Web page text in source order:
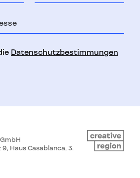
Datenschutzbestimmungen
Haus Casablanca, 3.